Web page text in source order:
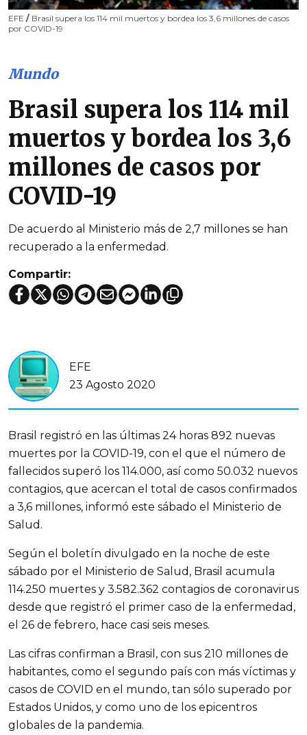
EFE / Brasil supera los 114 mil muertos y bordea los 3,6 millones de casos
por COVID-19
Mundo
Brasil supera los 114 mil
muertos y bordea los 3,6
millones de casos por
COVID-19
De acuerdo al Ministerio más de 2,7 millones se han
recuperado a la enfermedad.
Compartir:
EFE
23 Agosto 2020
Brasil registró en las últimas 24 horas 892 nuevas
muertes por la COVID-19, con el que el número de
fallecidos superó los 114.000, así como 50.032 nuevos
contagios, que acercan el total de casos confirmados
a 3,6 millones, informó este sábado el Ministerio de
Salud.
Según el boletín divulgado en la noche de este
sábado por el Ministerio de Salud, Brasil acumula
114.250 muertes y 3.582.362 contagios de coronavirus
desde que registró el primer caso de la enfermedad,
el 26 de febrero, hace casi seis meses.
Las cifras confirman a Brasil, con sus 210 millones de
habitantes, como el segundo país con más víctimas y
casos de COVID en el mundo, tan sólo superado por
Estados Unidos, y como uno de los epicentros
globales de la pandemia.